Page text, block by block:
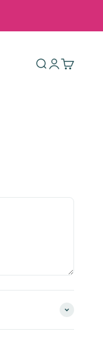
CăutareAutentificare
Coș